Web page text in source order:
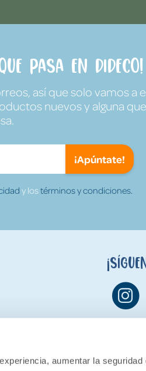
aumentar la seguridad
pasa en Dideco!
así que solo vamos a
nuevos y alguna
¡Apúntate!
y lostérminos y condiciones.